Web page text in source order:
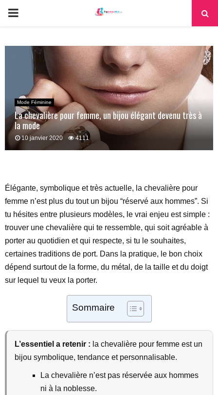
PRIMARY
Mode Féminine
La chevalière pour femme, un bijou élégant devenu très à
la mode
10 janvier 2020 4111
Élégante, symbolique et très actuelle, la chevalière pour
femme n’est plus du tout un bijou “réservé aux hommes”. Si
tu hésites entre plusieurs modèles, le vrai enjeu est simple :
trouver une chevalière qui te ressemble, qui soit agréable à
porter au quotidien et qui respecte, si tu le souhaites,
certaines traditions de port. Dans la pratique, le bon choix
dépend surtout de la forme, du métal, de la taille et du doigt
sur lequel tu veux la porter.
Sommaire
L’essentiel a retenir : la chevalière pour femme est un
bijou symbolique, tendance et personnalisable.
La chevalière n’est pas réservée aux hommes
ni à la noblesse.